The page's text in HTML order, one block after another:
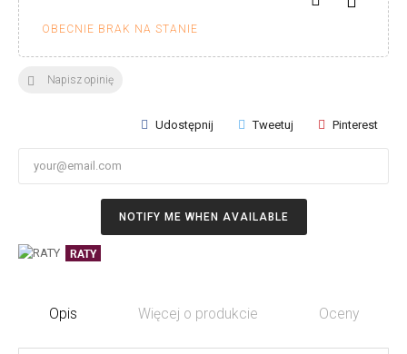
OBECNIE BRAK NA STANIE
 Napisz opinię
Udostępnij Tweetuj Pinterest
NOTIFY ME WHEN AVAILABLE
RATY
Opis Więcej o produkcie Oceny